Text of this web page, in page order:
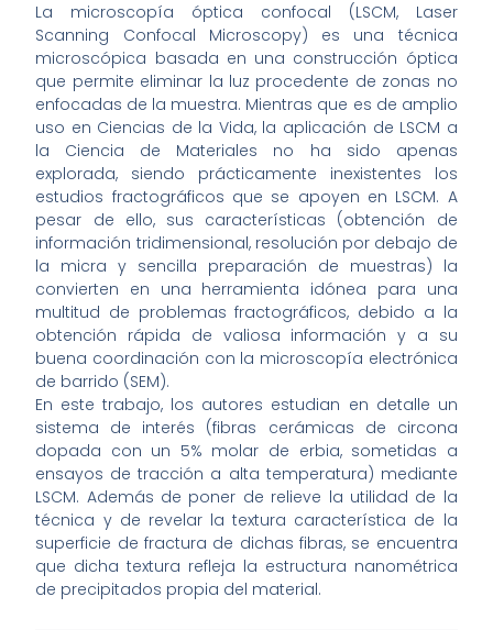
La microscopía óptica confocal (LSCM, Laser
Scanning Confocal Microscopy) es una técnica
microscópica basada en una construcción óptica
que permite eliminar la luz procedente de zonas no
enfocadas de la muestra. Mientras que es de amplio
uso en Ciencias de la Vida, la aplicación de LSCM a
la Ciencia de Materiales no ha sido apenas
explorada, siendo prácticamente inexistentes los
estudios fractográficos que se apoyen en LSCM. A
pesar de ello, sus características (obtención de
información tridimensional, resolución por debajo de
la micra y sencilla preparación de muestras) la
convierten en una herramienta idónea para una
multitud de problemas fractográficos, debido a la
obtención rápida de valiosa información y a su
buena coordinación con la microscopía electrónica
de barrido (SEM).
En este trabajo, los autores estudian en detalle un
sistema de interés (fibras cerámicas de circona
dopada con un 5% molar de erbia, sometidas a
ensayos de tracción a alta temperatura) mediante
LSCM. Además de poner de relieve la utilidad de la
técnica y de revelar la textura característica de la
superficie de fractura de dichas fibras, se encuentra
que dicha textura refleja la estructura nanométrica
de precipitados propia del material.